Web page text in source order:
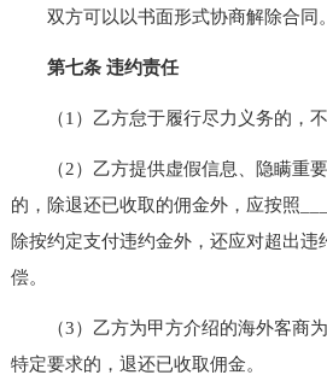
双方可以以书面形式协商解除合同。
第七条 违约责任
（1）乙方怠于履行尽力义务的，不
（2）乙方提供虚假信息、隐瞒重要
的，除退还已收取的佣金外，应按照
除按约定支付违约金外，还应对超出违
偿。
（3）乙方为甲方介绍的海外客商为
特定要求的，退还已收取佣金。